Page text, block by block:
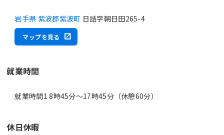
岩手県 紫波郡紫波町 日詰字朝日田265-4
マップを見る
就業時間
就業時間1 8時45分〜17時45分（休憩60分）
休日休暇